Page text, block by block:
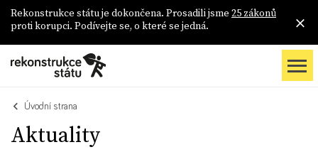
Rekonstrukce státu je dokončena. Prosadili jsme 25 zákonů
proti korupci. Podívejte se, o které se jedná.
Úvodní strana
Aktuality